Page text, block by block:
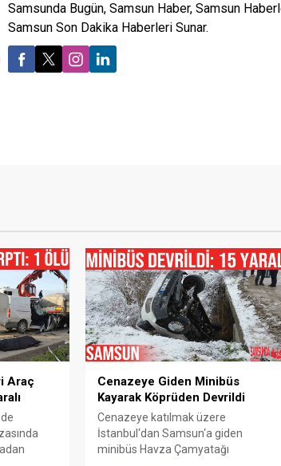
Samsunda Bugün, Samsun Haber, Samsun
Samsun Son Dakika Haberleri Sunar.
Araç
Cenazeye Giden Minibüs
Kayarak Köprüden Devrildi
Cenazeye katılmak üzere
İstanbul‘dan Samsun‘a giden
minibüs Havza Çamyatağı